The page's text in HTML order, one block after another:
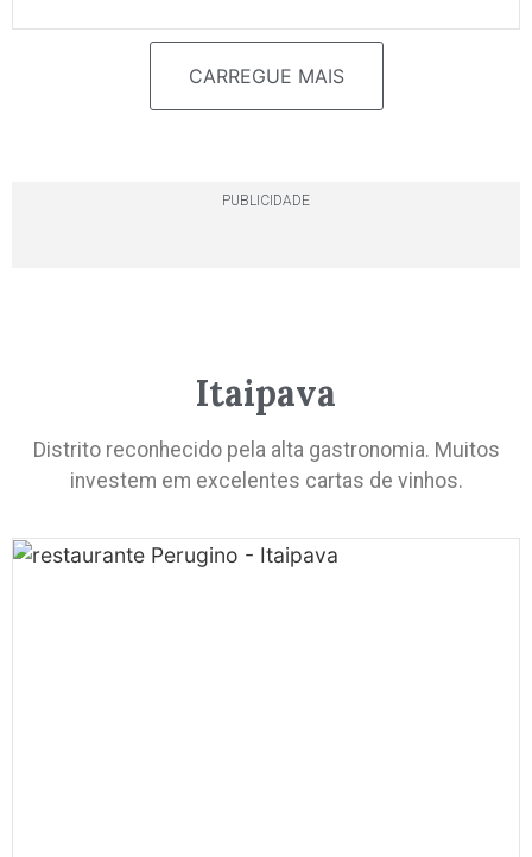
CARREGUE MAIS
PUBLICIDADE
Itaipava
Distrito reconhecido pela alta gastronomia. Muitos
investem em excelentes cartas de vinhos.